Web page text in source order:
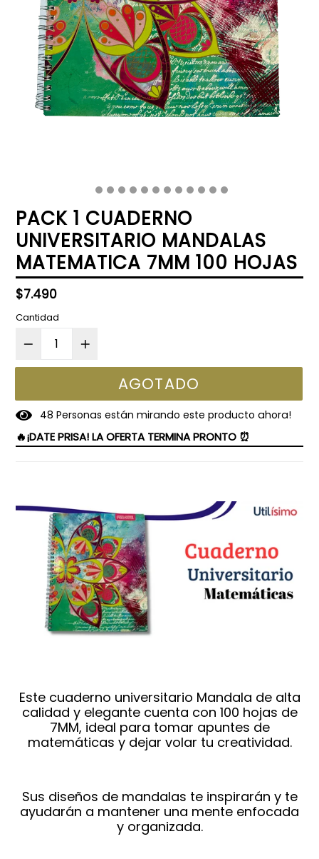
PACK 1 CUADERNO
UNIVERSITARIO MANDALAS
MATEMATICA 7MM 100 HOJAS
Precio
habitual
$7.490
Cantidad
AGOTADO
48 Personas están mirando este producto ahora!
🔥¡DATE PRISA! LA OFERTA TERMINA PRONTO ⏰
Este cuaderno universitario Mandala de alta
calidad y elegante cuenta con 100 hojas de
7MM, ideal para tomar apuntes de
matemáticas y dejar volar tu creatividad.
Sus diseños de mandalas te inspirarán y te
ayudarán a mantener una mente enfocada
y organizada.